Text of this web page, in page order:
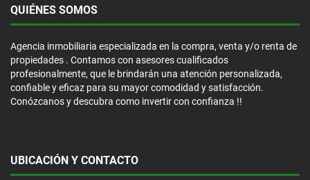
QUIÉNES SOMOS
Agencia inmobiliaria especializada en la compra, venta y/o renta de
propiedades . Contamos con asesores cualificados
profesionalmente, que le brindarán una atención personalizada,
confiable y eficaz para su mayor comodidad y satisfacción.
Conózcanos y descubra como invertir con confianza !!
UBICACIÓN Y CONTACTO